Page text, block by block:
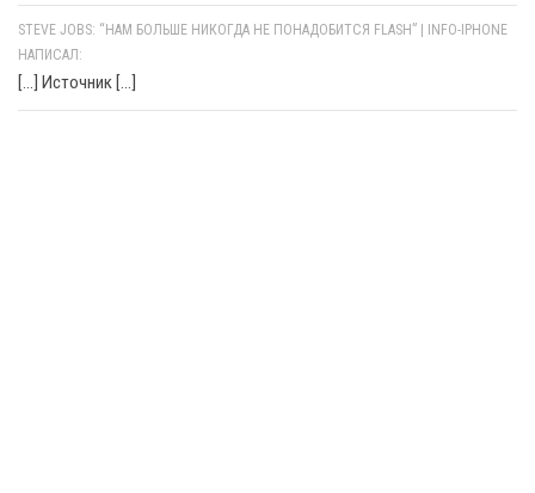
STEVE JOBS: “НАМ БОЛЬШЕ НИКОГДА НЕ ПОНАДОБИТСЯ FLASH” | INFO-IPHONE
НАПИСАЛ:
[…] Источник […]